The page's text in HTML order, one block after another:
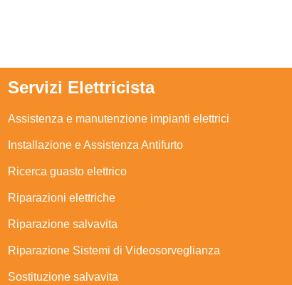
Servizi Elettricista
Assistenza e manutenzione impianti elettrici
Installazione e Assistenza Antifurto
Ricerca guasto elettrico
Riparazioni elettriche
Riparazione salvavita
Riparazione Sistemi di Videosorveglianza
Sostituzione salvavita